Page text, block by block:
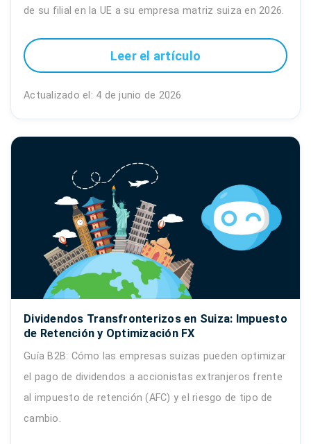
de su filial en la UE a su empresa matriz suiza en 2026.
Leer el artículo
Actualizado el: 4 de junio de 2026
Dividendos Transfronterizos en Suiza: Impuesto
de Retención y Optimización FX
Guía B2B: Cómo las empresas suizas pueden optimizar
el pago de dividendos a accionistas extranjeros frente
al impuesto de retención (AFC) y el riesgo de tipo de
cambio.